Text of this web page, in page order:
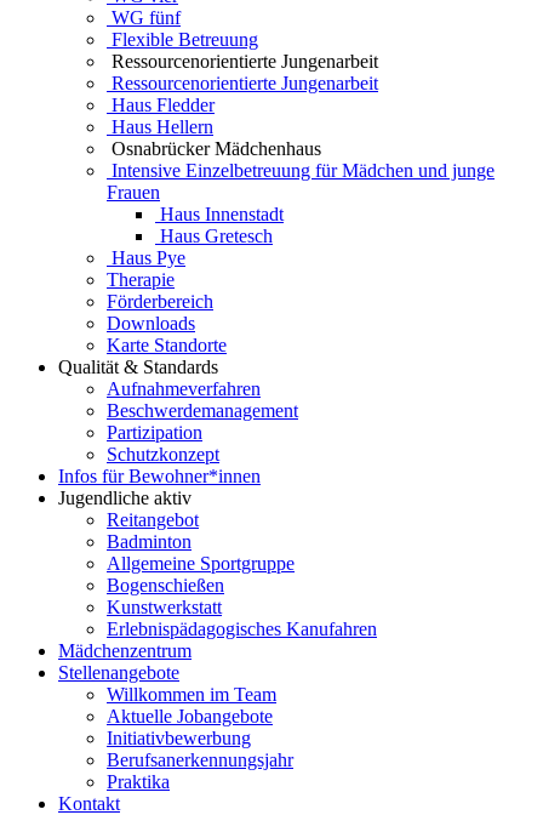
WG fünf
Flexible Betreuung
Ressourcenorientierte Jungenarbeit
Ressourcenorientierte Jungenarbeit
Haus Fledder
Haus Hellern
Osnabrücker Mädchenhaus
Intensive Einzelbetreuung für Mädchen und junge
Frauen
Haus Innenstadt
Haus Gretesch
Haus Pye
Therapie
Förderbereich
Downloads
Karte Standorte
Qualität & Standards
Aufnahmeverfahren
Beschwerdemanagement
Partizipation
Schutzkonzept
Infos für Bewohner*innen
Jugendliche aktiv
Reitangebot
Badminton
Allgemeine Sportgruppe
Bogenschießen
Kunstwerkstatt
Erlebnispädagogisches Kanufahren
Mädchenzentrum
Stellenangebote
Willkommen im Team
Aktuelle Jobangebote
Initiativbewerbung
Berufsanerkennungsjahr
Praktika
Kontakt